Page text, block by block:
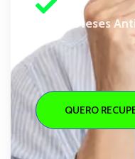
Usa Próteses
QUERO